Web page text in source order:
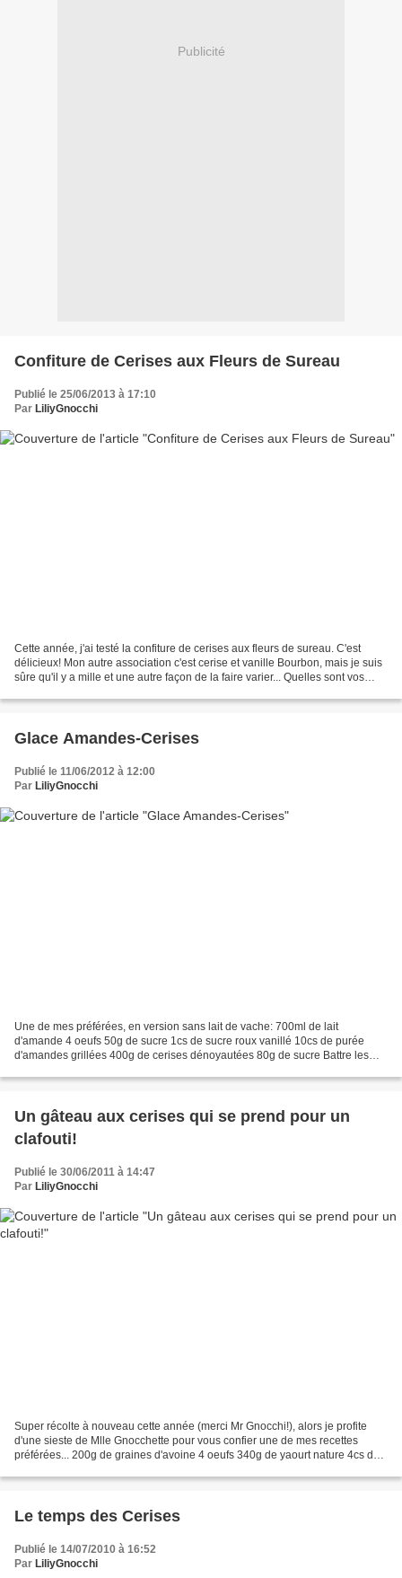
Publicité
Confiture de Cerises aux Fleurs de Sureau
Publié le 25/06/2013 à 17:10
Par LiliyGnocchi
Cette année, j'ai testé la confiture de cerises aux fleurs de sureau. C'est
délicieux! Mon autre association c'est cerise et vanille Bourbon, mais je suis
sûre qu'il y a mille et une autre façon de la faire varier... Quelles sont vos
Glace Amandes-Cerises
Publié le 11/06/2012 à 12:00
Par LiliyGnocchi
Une de mes préférées, en version sans lait de vache: 700ml de lait
d'amande 4 oeufs 50g de sucre 1cs de sucre roux vanillé 10cs de purée
d'amandes grillées 400g de cerises dénoyautées 80g de sucre Battre les
Un gâteau aux cerises qui se prend pour un
clafouti!
Publié le 30/06/2011 à 14:47
Par LiliyGnocchi
Super récolte à nouveau cette année (merci Mr Gnocchi!), alors je profite
d'une sieste de Mlle Gnocchette pour vous confier une de mes recettes
préférées... 200g de graines d'avoine 4 oeufs 340g de yaourt nature 4cs de
Le temps des Cerises
Publié le 14/07/2010 à 16:52
Par LiliyGnocchi